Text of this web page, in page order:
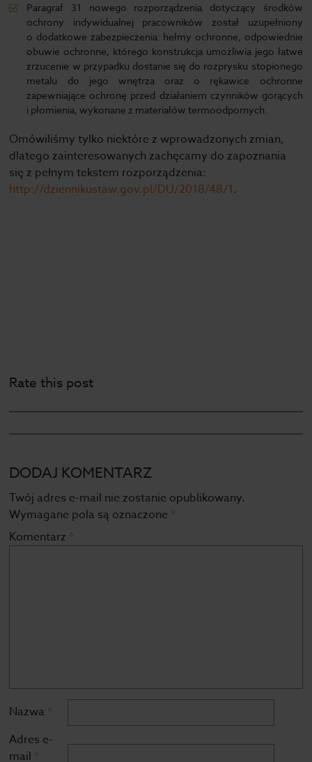
Paragraf 31 nowego rozporządzenia dotyczący środków
ochrony indywidualnej pracowników został uzupełniony
o dodatkowe zabezpieczenia: hełmy ochronne, odpowiednie
obuwie ochronne, którego konstrukcja umożliwia jego łatwe
zrzucenie w przypadku dostanie się do rozprysku stopionego
metalu do jego wnętrza oraz o rękawice ochronne
zapewniające ochronę przed działaniem czynników gorących
i płomienia, wykonane z materiałów termoodpornych.
Omówiliśmy tylko niektóre z wprowadzonych zmian,
dlatego zainteresowanych zachęcamy do zapoznania
się z pełnym tekstem rozporządzenia:
http://dziennikustaw.gov.pl/DU/2018/48/1.
Rate this post
DODAJ KOMENTARZ
Twój adres e-mail nie zostanie opublikowany.
Wymagane pola są oznaczone *
Komentarz *
Nazwa *
Adres e-
mail *